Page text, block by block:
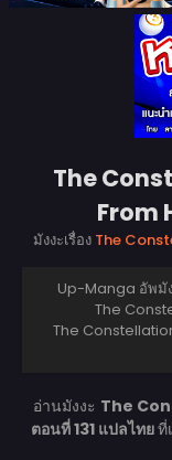
The
From
มังงะเรื่อง The
Up-Manga อัพมั
The
The
อ่านมังงะ The
ตอนที่ 131 แปลไทยที่